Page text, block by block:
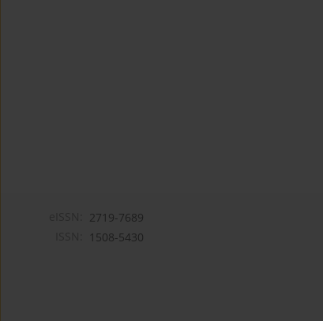
2719-7689
1508-5430